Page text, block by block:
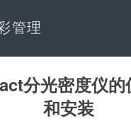
管理
分光密度仪的
和安装